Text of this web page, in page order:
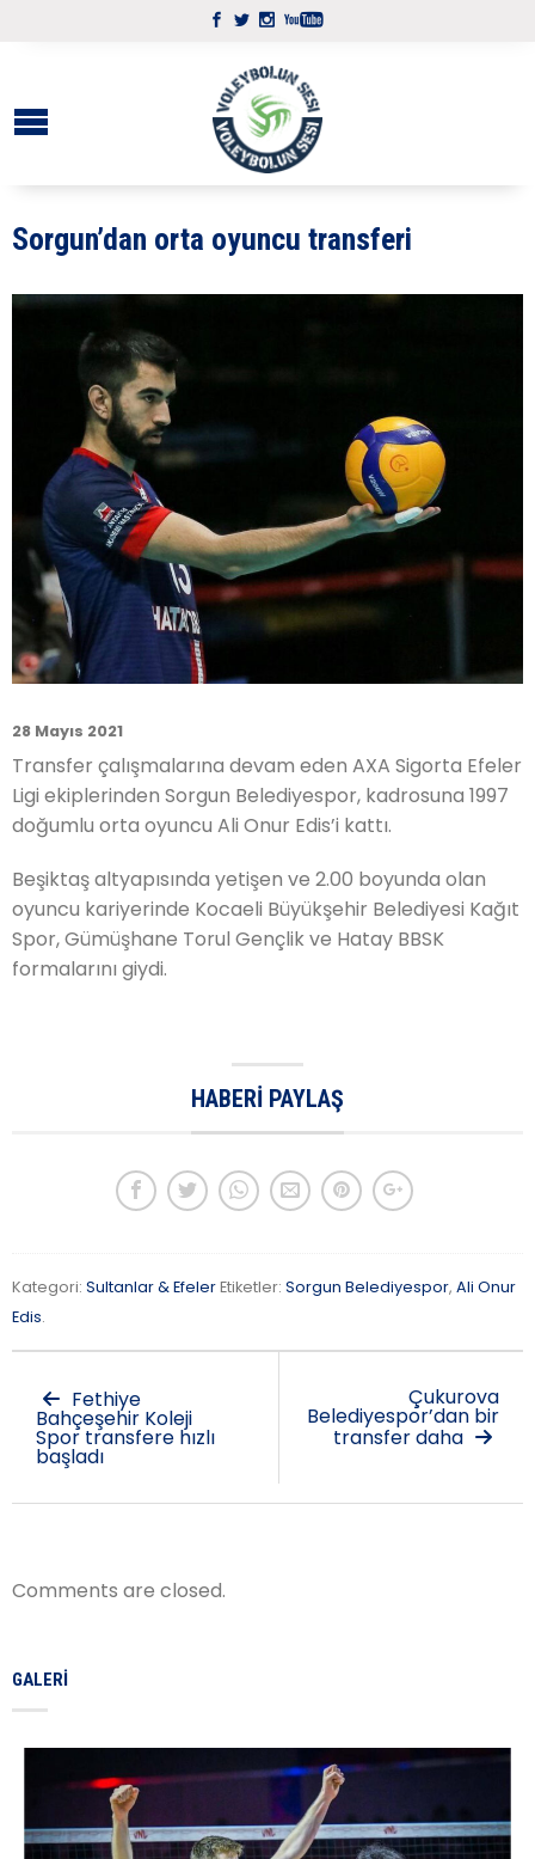
Sorgun’dan orta oyuncu transferi
28 Mayıs 2021
Transfer çalışmalarına devam eden AXA Sigorta Efeler
Ligi ekiplerinden Sorgun Belediyespor, kadrosuna 1997
doğumlu orta oyuncu Ali Onur Edis’i kattı.
Beşiktaş altyapısında yetişen ve 2.00 boyunda olan
oyuncu kariyerinde Kocaeli Büyükşehir Belediyesi Kağıt
Spor, Gümüşhane Torul Gençlik ve Hatay BBSK
formalarını giydi.
HABERI PAYLAŞ
Kategori: Sultanlar & EfelerEtiketler: Sorgun Belediyespor, Ali Onur
Edis.
Fethiye
Bahçeşehir Koleji
Spor transfere hızlı
başladı
Çukurova
Belediyespor’dan bir
transfer daha
Comments are closed.
GALERI